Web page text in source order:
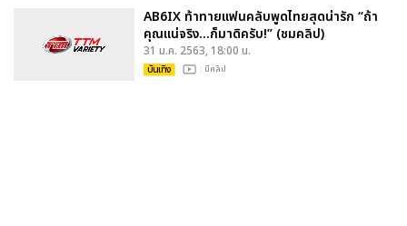
AB6IX ท้าทายแฟนคลับพูดไทยสุดน่ารัก “ถ้า
คุณแน่จริง...ก็มาดิครับ!” (ชมคลิป)
31 ม.ค. 2563, 18:00 น.
บันเทิง : มีคลิป